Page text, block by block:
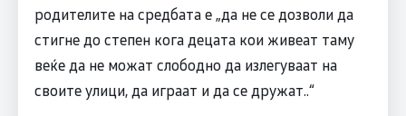
родителите на средбата е „да не се дозволи да
стигне до степен кога децата кои живеат таму
веќе да не можат слободно да излегуваат на
своите улици, да играат и да се дружат..“